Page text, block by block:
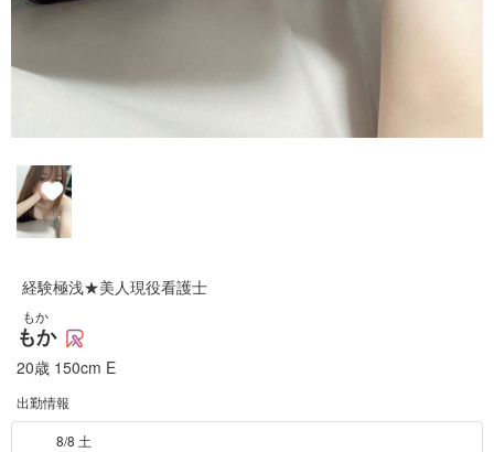
経験極浅★美人現役看護士
もか
もか
20歳 150cm E
出勤情報
8/8 土